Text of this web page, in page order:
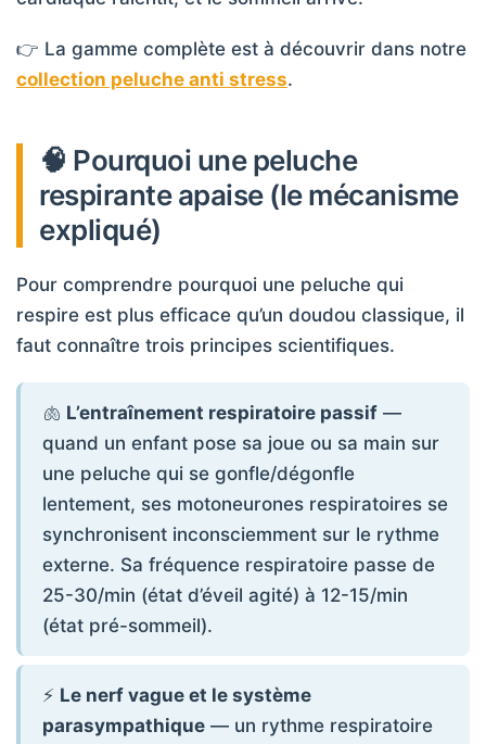
👉 La gamme complète est à découvrir dans notre
collection peluche anti stress.
🧠 Pourquoi une peluche
respirante apaise (le mécanisme
expliqué)
Pour comprendre pourquoi une peluche qui
respire est plus efficace qu’un doudou classique, il
faut connaître trois principes scientifiques.
🫁 L’entraînement respiratoire passif —
quand un enfant pose sa joue ou sa main sur
une peluche qui se gonfle/dégonfle
lentement, ses motoneurones respiratoires se
synchronisent inconsciemment sur le rythme
externe. Sa fréquence respiratoire passe de
25-30/min (état d’éveil agité) à 12-15/min
(état pré-sommeil).
⚡ Le nerf vague et le système
parasympathique — un rythme respiratoire